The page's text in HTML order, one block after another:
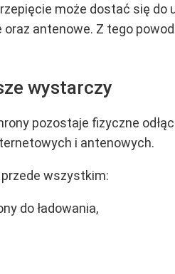
może dostać się
antenowe. Z tego
wystarczy
pozostaje fizyczne
i antenowych.
wszystkim:
do ładowania,